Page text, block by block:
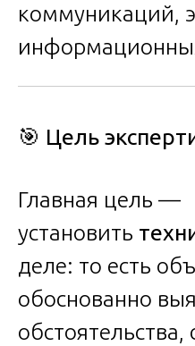
коммуникаций,
🎯 Цель
Главная цель —
установить
деле: то есть
обоснованно
обстоятельства,